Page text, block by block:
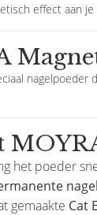
effect aan je
het poeder
gemaakte Cat